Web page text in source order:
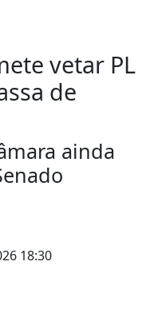
vetar PL
de
ainda
18:30